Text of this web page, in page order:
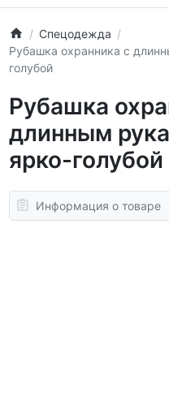
Спецодежда
Рубашка охранника с
голубой
Рубашка
длинным
ярко-
Информация о товаре